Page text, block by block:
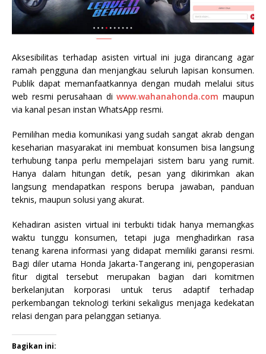
Aksesibilitas terhadap asisten virtual ini juga dirancang agar
ramah pengguna dan menjangkau seluruh lapisan konsumen.
Publik dapat memanfaatkannya dengan mudah melalui situs
web resmi perusahaan diwww.wahanahonda.com maupun
via kanal pesan instan WhatsApp resmi.
Pemilihan media komunikasi yang sudah sangat akrab dengan
keseharian masyarakat ini membuat konsumen bisa langsung
terhubung tanpa perlu mempelajari sistem baru yang rumit.
Hanya dalam hitungan detik, pesan yang dikirimkan akan
langsung mendapatkan respons berupa jawaban, panduan
teknis, maupun solusi yang akurat.
Kehadiran asisten virtual ini terbukti tidak hanya memangkas
waktu tunggu konsumen, tetapi juga menghadirkan rasa
tenang karena informasi yang didapat memiliki garansi resmi.
Bagi diler utama Honda Jakarta-Tangerang ini, pengoperasian
fitur digital tersebut merupakan bagian dari komitmen
berkelanjutan korporasi untuk terus adaptif terhadap
perkembangan teknologi terkini sekaligus menjaga kedekatan
relasi dengan para pelanggan setianya.
Bagikan ini: